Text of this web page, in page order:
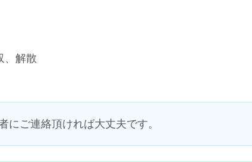
解散
にご連絡頂ければ大丈夫です。